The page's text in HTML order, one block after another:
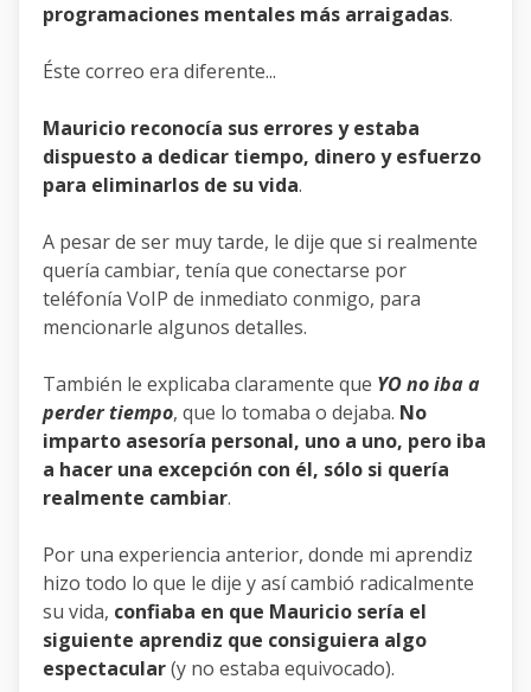
programaciones mentales más arraigadas.
Éste correo era diferente...
Mauricio reconocía sus errores y estaba
dispuesto a dedicar tiempo, dinero y esfuerzo
para eliminarlos de su vida.
A pesar de ser muy tarde, le dije que si realmente
quería cambiar, tenía que conectarse por
teléfonía VoIP de inmediato conmigo, para
mencionarle algunos detalles.
También le explicaba claramente que YO no iba a
perder tiempo, que lo tomaba o dejaba. No
imparto asesoría personal, uno a uno, pero iba
a hacer una excepción con él, sólo si quería
realmente cambiar.
Por una experiencia anterior, donde mi aprendiz
hizo todo lo que le dije y así cambió radicalmente
su vida, confiaba en que Mauricio sería el
siguiente aprendiz que consiguiera algo
espectacular(y no estaba equivocado).